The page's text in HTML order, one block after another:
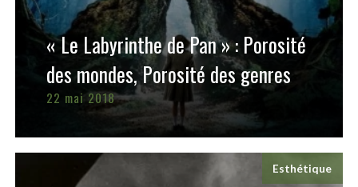
« Le Labyrinthe de Pan » : Porosité
des mondes, Porosité des genres
22 mai 2018
Esthétique